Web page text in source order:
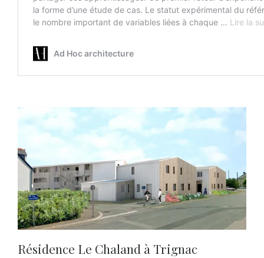
Résidence Le Chaland à Trignac